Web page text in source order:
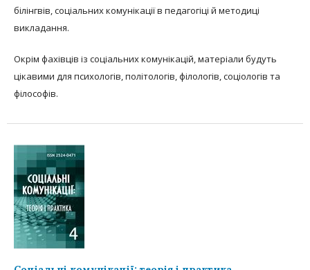
білінгвів, соціальних комунікації в педагогіці й методиці
викладання.
Окрім фахівців із соціальних комунікацій, матеріали будуть
цікавими для психологів, політологів, філологів, соціологів та
філософів.